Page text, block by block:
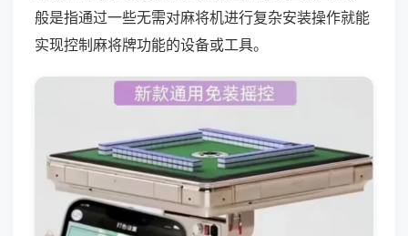
般是指通过一些无需对麻将机进行复杂安装操作就能
实现控制麻将牌功能的设备或工具。